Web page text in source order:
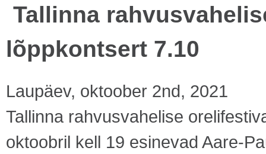
Tallinna
lõppkontsert 7.10
Laupäev, oktoober 2nd, 2021
Tallinna rahvusvahelise
oktoobril kell 19 esinevad Aare-